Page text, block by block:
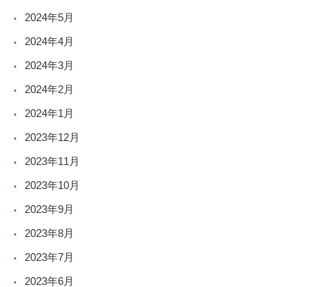
2024年5月
2024年4月
2024年3月
2024年2月
2024年1月
2023年12月
2023年11月
2023年10月
2023年9月
2023年8月
2023年7月
2023年6月